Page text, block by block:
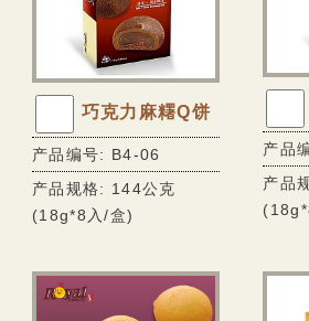
鲜果冻系列
可口酥饼系列
香脆蛋卷系列
风味麻糬饼系列
Q软麻糬系列
大福系列
巧克力麻糬Q饼
产品编号: B4-06
产品规格: 144公克
(18g*8入/盒)
产品
产品